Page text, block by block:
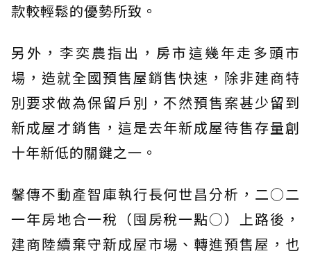
款較輕鬆的優勢所致。
另外，李奕農指出，房市這幾年走多頭市
場，造就全國預售屋銷售快速，除非建商特
別要求做為保留戶別，不然預售案甚少留到
新成屋才銷售，這是去年新成屋待售存量創
十年新低的關鍵之一。
馨傳不動產智庫執行長何世昌分析，二○二
一年房地合一稅（囤房稅一點○）上路後，
建商陸續棄守新成屋市場、轉進預售屋，也